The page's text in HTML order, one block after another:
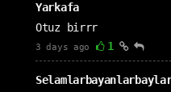
Yarkafa
Otuz birrr
3 days ago 1